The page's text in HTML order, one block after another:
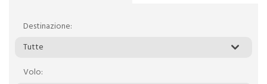
Destinazione:
Tutte
Volo: